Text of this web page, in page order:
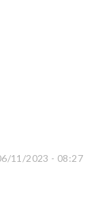
11/2023 - 08:27